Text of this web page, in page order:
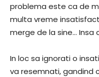
problema este ca de
multa vreme
merge de la sine…
In loc sa ignorati o
va resemnati, gandind